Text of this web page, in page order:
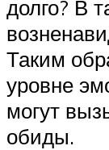
долго? В
Таким
уровне
могут
обиды.